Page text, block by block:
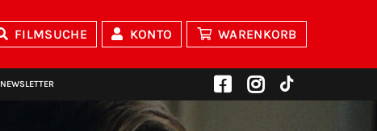
FILMSUCHE KONTO WARENKORB
NEWSLETTER